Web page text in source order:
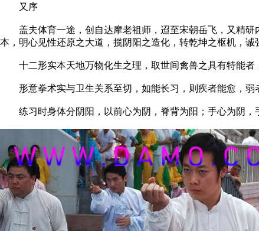
又序
盖夫体育一途，创自达摩老祖师，迢至宋朝岳飞，又精研
本，明心见性还原之大道，揽阴阳之造化，转乾坤之枢机，诚
十二形实本天地万物化生之理，取世间禽兽之具有特能者
形意拳术实与卫生关系至切，如能长习，则疾者能愈，弱
练习时身体分阴阳，以前心为阴，脊背为阳；手心为阴，